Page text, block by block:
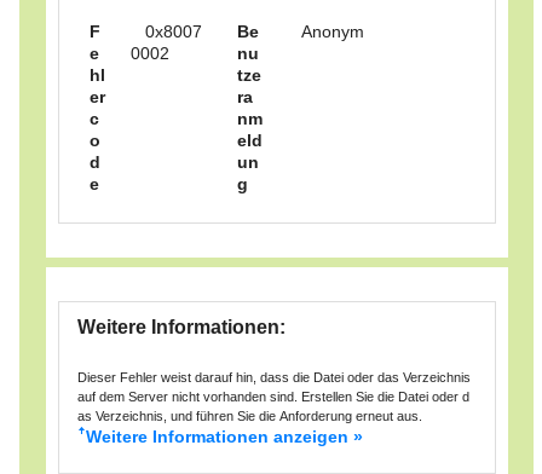
F
e
hl
er
c
o
d
e
0x8007
0002
Be
nu
tze
ra
nm
eld
un
g
Anonym
Weitere Informationen:
Dieser Fehler weist darauf hin, dass die Datei oder das Verzeichnis
auf dem Server nicht vorhanden sind. Erstellen Sie die Datei oder d
as Verzeichnis, und führen Sie die Anforderung erneut aus.
Weitere Informationen anzeigen »